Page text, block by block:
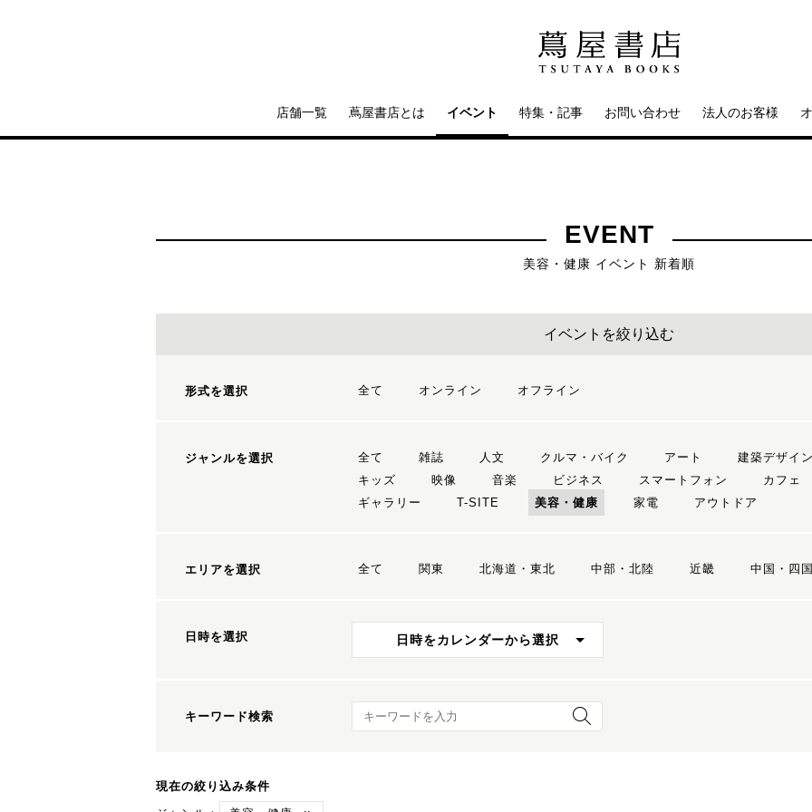
店舗一覧 蔦屋書店とは イベント 特集・記事 お問い合わせ 法人のお客様
EVENT
美容・健康 イベント 新着順
イベントを絞り込む
形式を選択 全て オンライン オフライン
ジャンルを選択 全て 雑誌 人文 クルマ・バイク アート 建築デザイン
キッズ
映像 音楽 ビジネス スマートフォン カフェ
ギャラリー
T-SITE 美容・健康 家電 アウトドア
エリアを選択 全て 関東 北海道・東北 中部・北陸 近畿 中国・四国
日時を選択 日時をカレンダーから選択
キーワード検索 キーワード検索
現在の絞り込み条件